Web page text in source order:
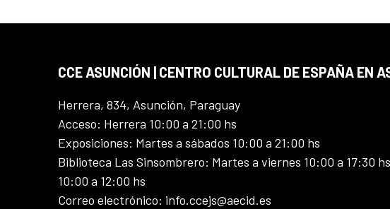
CCE ASUNCIÓN | CENTRO CULTURAL DE ESPAÑA EN
Herrera, 834, Asunción, Paraguay
Acceso: Herrera 10:00 a 21:00 hs
Exposiciones: Martes a sábados 10:00 a 21:00 hs
Biblioteca Las Sinsombrero: Martes a viernes 10:00 a 17:30
10:00 a 12:00 hs
Correo electrónico: info.ccejs@aecid.es